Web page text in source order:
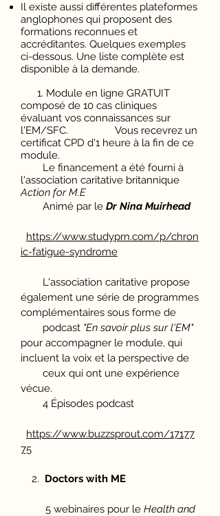
Il existe aussi différentes plateformes
anglophones qui proposent des
formations reconnues et
accréditantes. Quelques exemples
ci-dessous. Une liste complète est
disponible à la demande.
1. Module en ligne GRATUIT
composé de 10 cas cliniques
évaluant vos connaissances sur
l'EM/SFC. Vous recevrez un
certificat CPD d'1 heure à la fin de ce
module.
Le financement a été fourni à
l'association caritative britannique
Action for M.E
Animé par le Dr Nina Muirhead
https://www.studyprn.com/p/chron
ic-fatigue-syndrome
L'association caritative propose
également une série de programmes
complémentaires sous forme de
podcast "En savoir plus sur l'EM"
pour accompagner le module, qui
incluent la voix et la perspective de
ceux qui ont une expérience
vécue.
4 Épisodes podcast
https://www.buzzsprout.com/17177
75
2. Doctors with ME
5 webinaires pour le Health and